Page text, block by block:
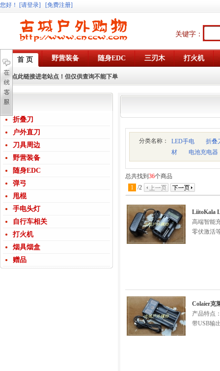
您好 ！ [请登录] [免费注册]
关键字：
首 页 野营装备 随身EDC 三刃木 打火机
点此链接进老站点！但仅供查询不能下单
折叠刀
户外直刀
刀具周边
野营装备
随身EDC
弹弓
甩棍
手电头灯
自行车相关
打火机
烟具烟盒
赠品
分类名称： LED手电
折叠
材
电池充电器
总共找到 36个商品
1 /2
LiitoKala
高端智能
零伏激活
Colaier克
产品特点
带USB输